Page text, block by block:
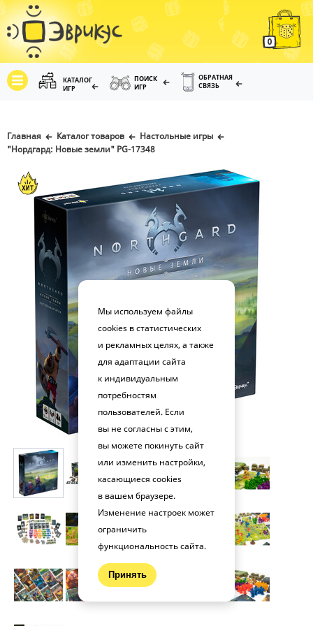
0
КАТАЛОГ
ИГР
ПОИСК
ИГР
ОБРАТНАЯ
СВЯЗЬ
Главная Каталог товаров
Настольные игры
"Нордгард: Новые земли" PG-17348
Мы используем файлы
cookies в статистических
и рекламных целях, а также
для адаптации сайта
к индивидуальным
потребностям
пользователей. Если
вы не согласны с этим,
вы можете покинуть сайт
или изменить настройки,
касающиеся cookies
в вашем браузере.
Изменение настроек может
ограничить
функциональность сайта.
Принять